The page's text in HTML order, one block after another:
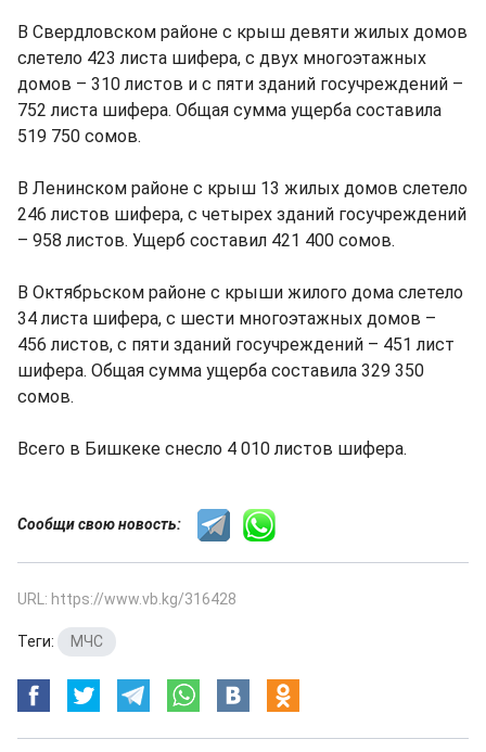
В Свердловском районе с крыш девяти жилых домов
слетело 423 листа шифера, с двух многоэтажных
домов – 310 листов и с пяти зданий госучреждений –
752 листа шифера. Общая сумма ущерба составила
519 750 сомов.
В Ленинском районе с крыш 13 жилых домов слетело
246 листов шифера, с четырех зданий госучреждений
– 958 листов. Ущерб составил 421 400 сомов.
В Октябрьском районе с крыши жилого дома слетело
34 листа шифера, с шести многоэтажных домов –
456 листов, с пяти зданий госучреждений – 451 лист
шифера. Общая сумма ущерба составила 329 350
сомов.
Всего в Бишкеке снесло 4 010 листов шифера.
Сообщи свою новость:
URL: https://www.vb.kg/316428
Теги: МЧС